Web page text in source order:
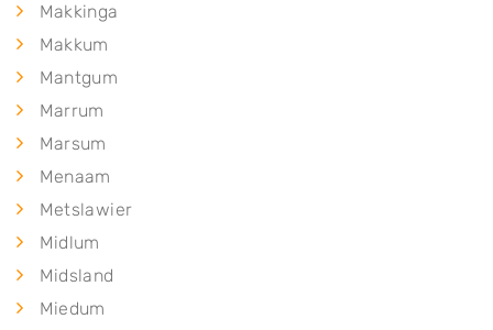
Makkinga
Makkum
Mantgum
Marrum
Marsum
Menaam
Metslawier
Midlum
Midsland
Miedum